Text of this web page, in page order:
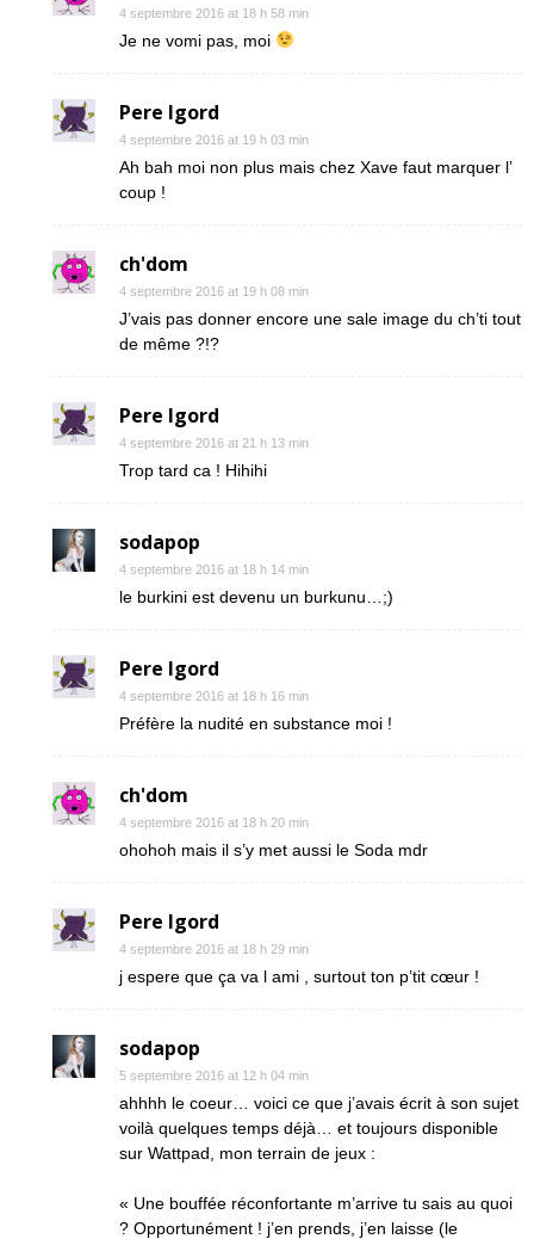
4 septembre 2016 at 18 h 58 min
Je ne vomi pas, moi
Pere Igord
4 septembre 2016 at 19 h 03 min
Ah bah moi non plus mais chez Xave faut marquer l’
coup !
ch'dom
4 septembre 2016 at 19 h 08 min
J’vais pas donner encore une sale image du ch’ti tout
de même ?!?
Pere Igord
4 septembre 2016 at 21 h 13 min
Trop tard ca ! Hihihi
sodapop
4 septembre 2016 at 18 h 14 min
le burkini est devenu un burkunu…;)
Pere Igord
4 septembre 2016 at 18 h 16 min
Préfère la nudité en substance moi !
ch'dom
4 septembre 2016 at 18 h 20 min
ohohoh mais il s’y met aussi le Soda mdr
Pere Igord
4 septembre 2016 at 18 h 29 min
j espere que ça va l ami , surtout ton p’tit cœur !
sodapop
5 septembre 2016 at 12 h 04 min
ahhhh le coeur… voici ce que j’avais écrit à son sujet
voilà quelques temps déjà… et toujours disponible
sur Wattpad, mon terrain de jeux :
« Une bouffée réconfortante m’arrive tu sais au quoi
? Opportunément ! j’en prends, j’en laisse (le